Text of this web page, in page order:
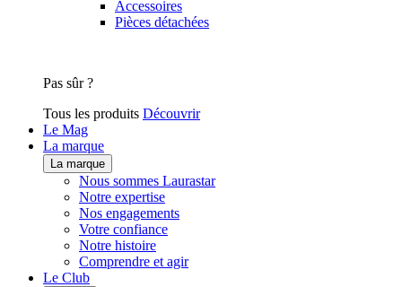
Accessoires
Pièces détachées
Pas sûr ?
Tous les produits Découvrir
Le Mag
La marque
La marque
Nous sommes Laurastar
Notre expertise
Nos engagements
Votre confiance
Notre histoire
Comprendre et agir
Le Club